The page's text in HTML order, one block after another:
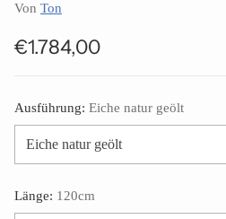
Von Ton
Normaler
€1.784,00
Ausführung: Eiche natur geölt
Länge: 120cm